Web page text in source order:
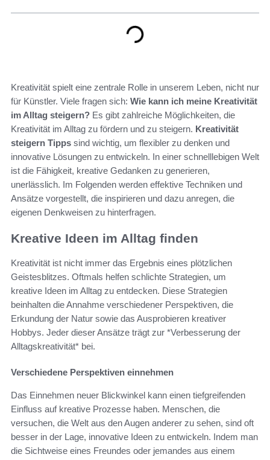
Kreativität spielt eine zentrale Rolle in unserem Leben, nicht nur
für Künstler. Viele fragen sich: Wie kann ich meine Kreativität
im Alltag steigern? Es gibt zahlreiche Möglichkeiten, die
Kreativität im Alltag zu fördern und zu steigern. Kreativität
steigern Tipps sind wichtig, um flexibler zu denken und
innovative Lösungen zu entwickeln. In einer schnelllebigen Welt
ist die Fähigkeit, kreative Gedanken zu generieren,
unerlässlich. Im Folgenden werden effektive Techniken und
Ansätze vorgestellt, die inspirieren und dazu anregen, die
eigenen Denkweisen zu hinterfragen.
Kreative Ideen im Alltag finden
Kreativität ist nicht immer das Ergebnis eines plötzlichen
Geistesblitzes. Oftmals helfen schlichte Strategien, um
kreative Ideen im Alltag zu entdecken. Diese Strategien
beinhalten die Annahme verschiedener Perspektiven, die
Erkundung der Natur sowie das Ausprobieren kreativer
Hobbys. Jeder dieser Ansätze trägt zur *Verbesserung der
Alltagskreativität* bei.
Verschiedene Perspektiven einnehmen
Das Einnehmen neuer Blickwinkel kann einen tiefgreifenden
Einfluss auf kreative Prozesse haben. Menschen, die
versuchen, die Welt aus den Augen anderer zu sehen, sind oft
besser in der Lage, innovative Ideen zu entwickeln. Indem man
die Sichtweise eines Freundes oder jemandes aus einem